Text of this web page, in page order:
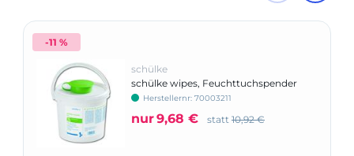
-11 %
schülke
schülke wipes, Feuchttuchspender
(leer)Herstellernr: 70003211
nur9,68 € statt 10,92 €